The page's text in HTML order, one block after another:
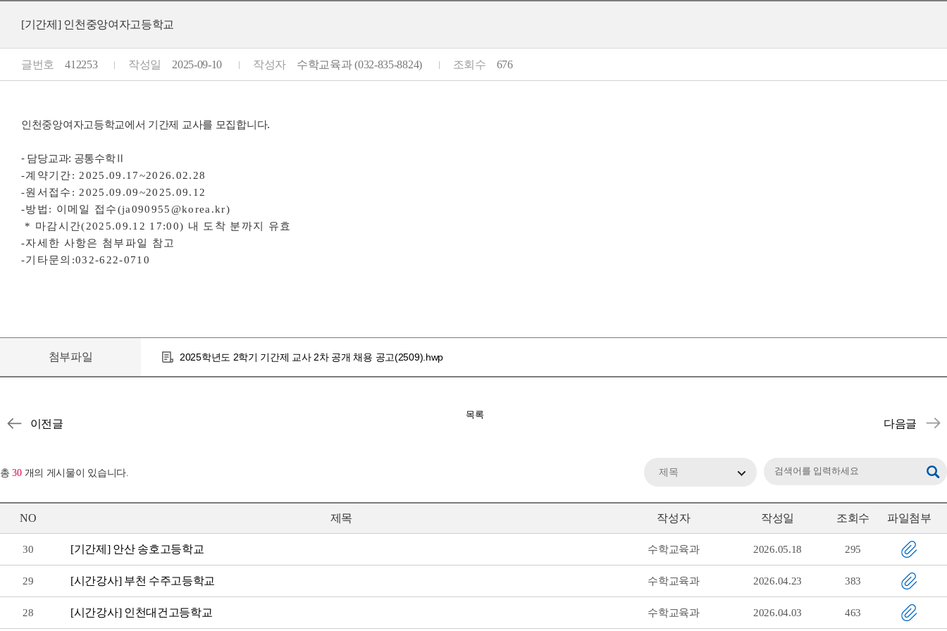
[기간제] 인천중앙여자고등학교
글번호 412253 작성일 2025-09-10 작성자 수학교육과 (032-835-8824) 조회수 676
인천중앙여자고등학교에서 기간제 교사를 모집합니다.
- 담당교과: 공통수학Ⅱ
-계약기간: 2025.09.17~2026.02.28
-원서접수: 2025.09.09~2025.09.12
-방법: 이메일 접수(ja090955@korea.kr)
* 마감시간(2025.09.12 17:00) 내 도착 분까지 유효
-자세한 사항은 첨부파일 참고
-기타문의:032-622-0710
첨부파일 2025학년도 2학기 기간제 교사 2차 공개 채용 공고(2509).hwp
목록
총30개의 게시물이 있습니다. 제목
NO 제목 작성자 작성일 조회수 파일첨부
30 [기간제] 안산 송호고등학교 수학교육과 2026.05.18 295
29 [시간강사] 부천 수주고등학교 수학교육과 2026.04.23 383
28 [시간강사] 인천대건고등학교 수학교육과 2026.04.03 463